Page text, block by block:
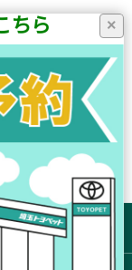
次の記事へ
×
ちら